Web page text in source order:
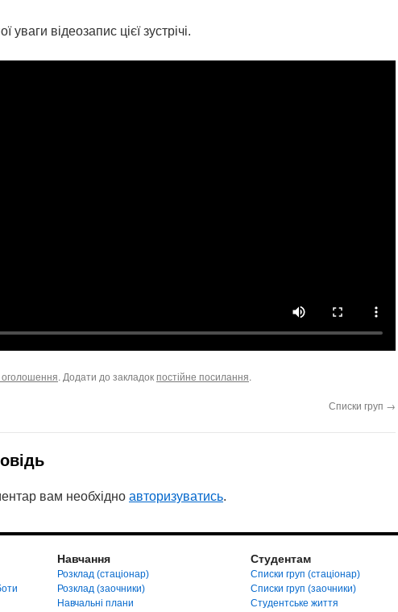
відеозапис цієї зустрічі.
. Додати до закладокпостійне посилання.
Списки груп →
вам необхідно авторизуватись.
Навчання
Розклад (стаціонар)
Розклад (заочники)
Навчальні плани
Студентам
Списки груп (стаціонар)
Списки груп (заочники)
Студентське життя